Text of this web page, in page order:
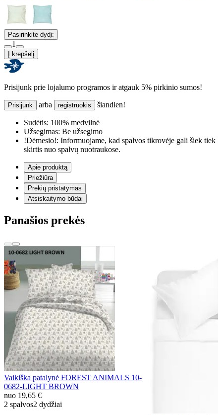
Pasirinkite dydį:
1
Į krepšelį
Prisijunk prie lojalumo programos ir atgauk 5% pirkinio sumos!
Prisijunk arba registruokis šiandien!
Sudėtis: 100% medvilnė
Užsegimas: Be užsegimo
!Dėmesio!: Informuojame, kad spalvos tikrovėje gali šiek tiek
skirtis nuo spalvų nuotraukose.
Apie produktą
Priežiūra
Prekių pristatymas
Atsiskaitymo būdai
Panašios prekės
Vaikiška patalynė FOREST ANIMALS 10-
0682-LIGHT BROWN
nuo 19,65 €
2 spalvos2 dydžiai